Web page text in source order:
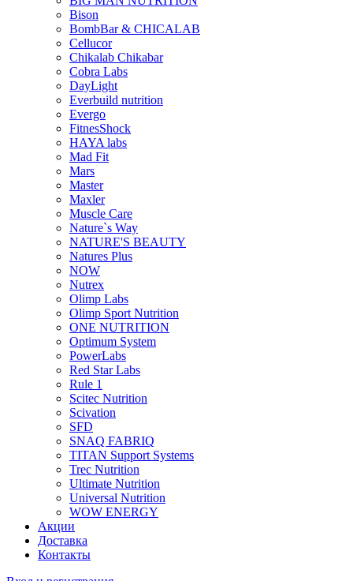
Bison
BombBar & CHICALAB
Cellucor
Chikalab Chikabar
Cobra Labs
DayLight
Everbuild nutrition
Evergo
FitnesShock
HAYA labs
Mad Fit
Mars
Master
Maxler
Muscle Care
Nature`s Way
NATURE'S BEAUTY
Natures Plus
NOW
Nutrex
Olimp Labs
Olimp Sport Nutrition
ONE NUTRITION
Optimum System
PowerLabs
Red Star Labs
Rule 1
Scitec Nutrition
Scivation
SFD
SNAQ FABRIQ
TITAN Support Systems
Trec Nutrition
Ultimate Nutrition
Universal Nutrition
WOW ENERGY
Акции
Доставка
Контакты